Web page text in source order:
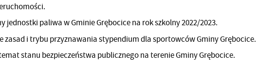
jednostki paliwa w Gminie Grębocice na rok szkolny 2022/2023.
zasad i trybu przyznawania stypendium dla sportowców Gminy Grębocice.
stanu bezpieczeństwa publicznego na terenie Gminy Grębocice.